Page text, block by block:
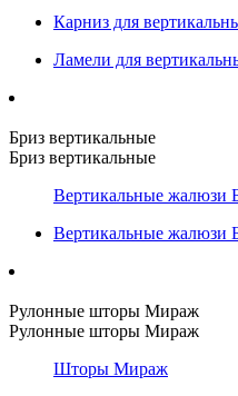
Карниз для
Ламели для
Бриз вертикальные
Бриз вертикальные
Вертикальные жалюзи
Вертикальные жалюзи
Рулонные шторы Мираж
Рулонные шторы Мираж
Шторы Мираж